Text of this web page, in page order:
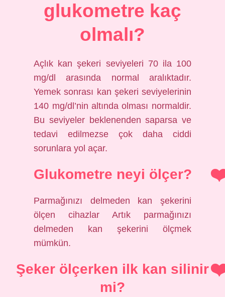
glukometre kaç
olmalı?
Açlık kan şekeri seviyeleri 70 ila 100
mg/dl arasında normal aralıktadır.
Yemek sonrası kan şekeri seviyelerinin
140 mg/dl’nin altında olması normaldir.
Bu seviyeler beklenenden saparsa ve
tedavi edilmezse çok daha ciddi
sorunlara yol açar.
Glukometre neyi ölçer?
Parmağınızı delmeden kan şekerini
ölçen cihazlar Artık parmağınızı
delmeden kan şekerini ölçmek
mümkün.
Şeker ölçerken ilk kan silinir
mi?